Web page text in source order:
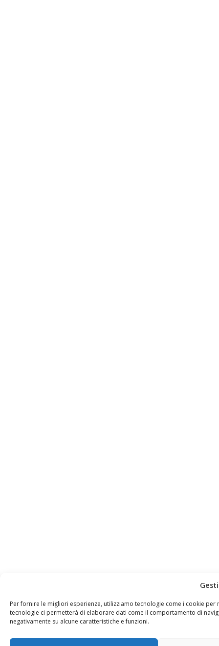
Per fornire le migliori esperienze, utilizziamo tecnologie come i cookie
tecnologie ci permetterà di elaborare dati come il comportamento di
negativamente su alcune caratteristiche e funzioni.